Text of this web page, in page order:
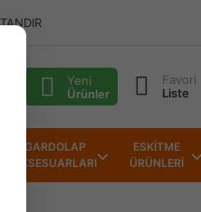
Yeni
Ürünler
Favori
Liste
GARDOLAP
AKSESUARLARI
ESKİTME
ÜRÜNLERİ